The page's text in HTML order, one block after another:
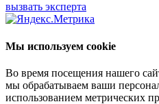
вызвать эксперта
Мы используем cookie
Во время посещения нашего
мы обрабатываем ваши
использованием метрических